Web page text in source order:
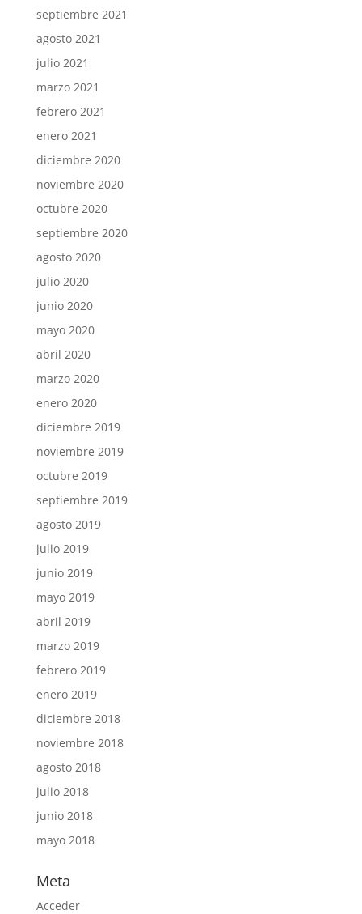
septiembre 2021
agosto 2021
julio 2021
marzo 2021
febrero 2021
enero 2021
diciembre 2020
noviembre 2020
octubre 2020
septiembre 2020
agosto 2020
julio 2020
junio 2020
mayo 2020
abril 2020
marzo 2020
enero 2020
diciembre 2019
noviembre 2019
octubre 2019
septiembre 2019
agosto 2019
julio 2019
junio 2019
mayo 2019
abril 2019
marzo 2019
febrero 2019
enero 2019
diciembre 2018
noviembre 2018
agosto 2018
julio 2018
junio 2018
mayo 2018
Meta
Acceder